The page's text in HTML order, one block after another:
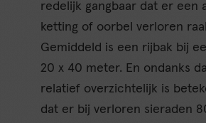
redelijk gangbaar dat er een
ketting of oorbel verloren
Gemiddeld is een rijbak bij
20 x 40 meter. En ondanks
relatief overzichtelijk is
dat er bij verloren sieraden